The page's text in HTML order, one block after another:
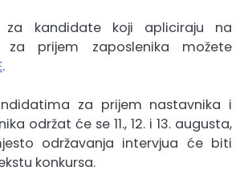
za kandidate koji apliciraju na
za prijem zaposlenika možete
.
za prijem nastavnika i
održat će se 11., 12. i 13. augusta,
održavanja intervjua će biti
konkursa.